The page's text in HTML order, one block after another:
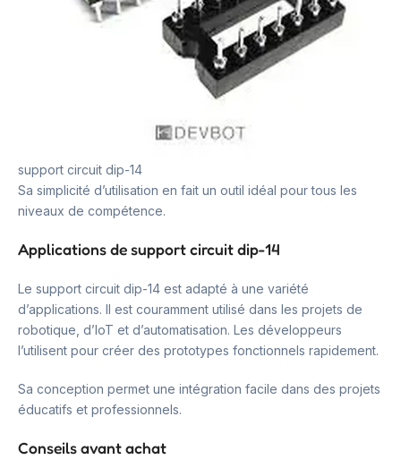
support circuit dip-14
Sa simplicité d’utilisation en fait un outil idéal pour tous les
niveaux de compétence.
Applications de support circuit dip-14
Le support circuit dip-14 est adapté à une variété
d’applications. Il est couramment utilisé dans les projets de
robotique, d’IoT et d’automatisation. Les développeurs
l’utilisent pour créer des prototypes fonctionnels rapidement.
Sa conception permet une intégration facile dans des projets
éducatifs et professionnels.
Conseils avant achat